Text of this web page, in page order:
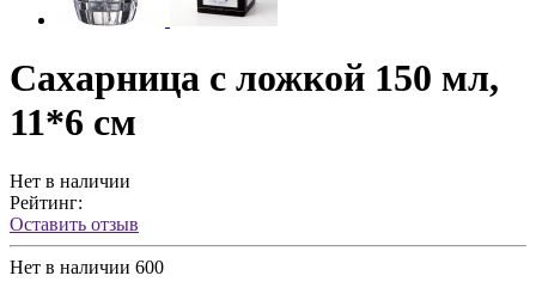
Сахарница с ложкой 150 мл,
11*6 см
Нет в наличии
Рейтинг:
Оставить отзыв
Нет в наличии 600